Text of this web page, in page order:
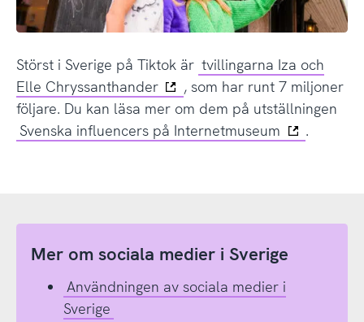
Störst i Sverige på Tiktok är tvillingarna Iza och
Elle Chryssanthander
, som har runt 7 miljoner
följare. Du kan läsa mer om dem på utställningen
Svenska influencers på Internetmuseum
.
Mer om sociala medier i Sverige
Användningen av sociala medier i
Sverige